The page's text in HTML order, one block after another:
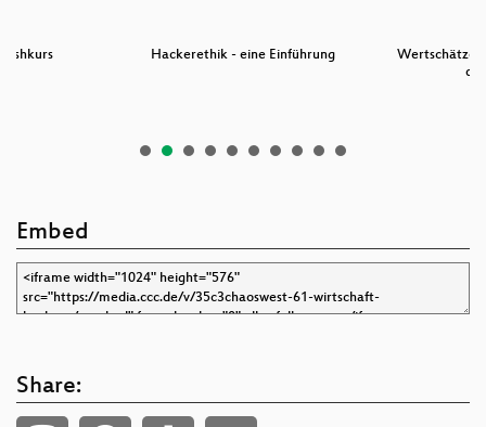
Hackerethik - eine Einführung
Embed
Share: